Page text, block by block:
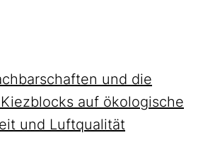
und die
auf ökologische
und Luftqualität